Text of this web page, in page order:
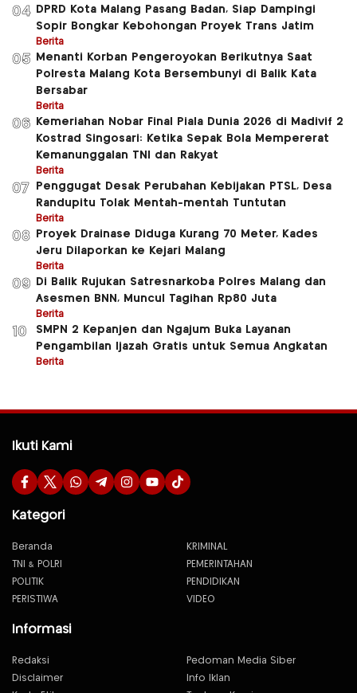
04
DPRD Kota Malang Pasang Badan, Siap Dampingi
Sopir Bongkar Kebohongan Proyek Trans Jatim
Berita
05
Menanti Korban Pengeroyokan Berikutnya Saat
Polresta Malang Kota Bersembunyi di Balik Kata
Bersabar
Berita
06
Kemeriahan Nobar Final Piala Dunia 2026 di Madivif 2
Kostrad Singosari: Ketika Sepak Bola Mempererat
Kemanunggalan TNI dan Rakyat
Berita
07
Penggugat Desak Perubahan Kebijakan PTSL, Desa
Randupitu Tolak Mentah-mentah Tuntutan
Berita
08
Proyek Drainase Diduga Kurang 70 Meter, Kades
Jeru Dilaporkan ke Kejari Malang
Berita
09
Di Balik Rujukan Satresnarkoba Polres Malang dan
Asesmen BNN, Muncul Tagihan Rp80 Juta
Berita
10
SMPN 2 Kepanjen dan Ngajum Buka Layanan
Pengambilan Ijazah Gratis untuk Semua Angkatan
Berita
Ikuti Kami
Kategori
Beranda
KRIMINAL
TNI & POLRI
PEMERINTAHAN
POLITIK
PENDIDIKAN
PERISTIWA
VIDEO
Informasi
Redaksi
Pedoman Media Siber
Disclaimer
Info Iklan